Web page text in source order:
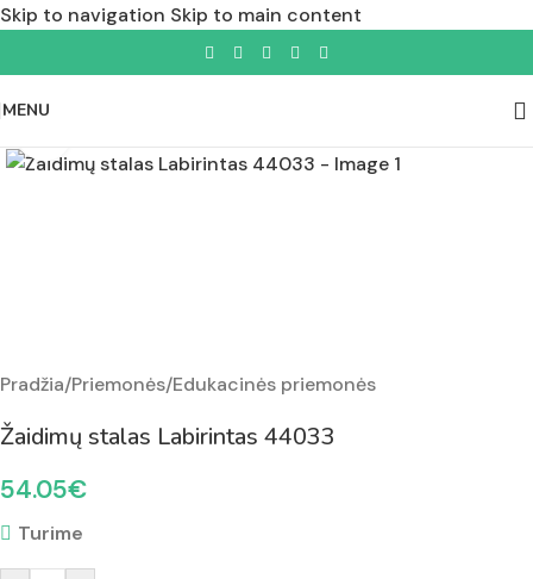
Skip to navigation Skip to main content
MENU
Pradžia/Priemonės/Edukacinės priemonės
Žaidimų stalas Labirintas 44033
54.05€
Turime